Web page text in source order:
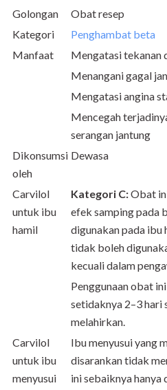
Golongan
Obat resep
Kategori
Penghambat beta
Manfaat
Mengatasi tekanan
Menangani gagal
Mengatasi angina
Mencegah
serangan jantung
Dikonsumsi
oleh
Dewasa
Carvilol
untuk ibu
hamil
Kategori C:Obat
efek samping pada
digunakan pada
tidak boleh
kecuali dalam
Penggunaan obat
setidaknya 2–3 hari
melahirkan.
Carvilol
untuk ibu
menyusui
Ibu menyusui yang
disarankan tidak
ini sebaiknya